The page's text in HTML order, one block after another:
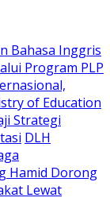
Bahasa Inggris
Program PLP
of Education
Strategi
DLH
Hamid Dorong
Lewat